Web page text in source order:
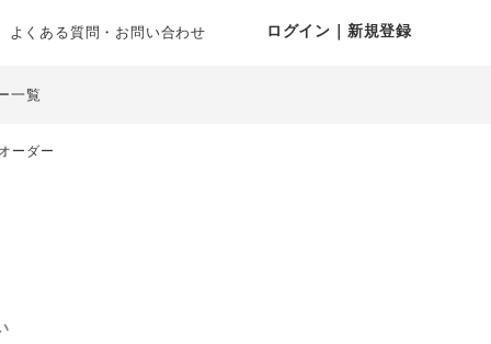
よくある質問・お問い合わせ ログイン｜新規登録
一覧
ーダー